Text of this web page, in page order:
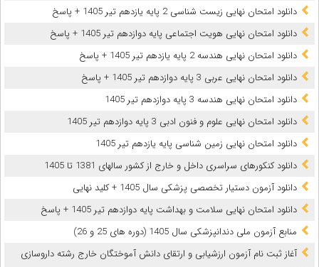
دانلود امتحان نهایی زیست شناسی 2 پایه یازدهم تیر 1405 + پاسخ
دانلود امتحان نهایی هویت اجتماعی پایه دوازدهم تیر 1405 + پاسخ
دانلود امتحان نهایی هندسه 2 پایه یازدهم تیر 1405 + پاسخ
دانلود امتحان نهایی عربی 3 پایه دوازدهم تیر 1405 + پاسخ
دانلود امتحان نهایی هندسه 3 پایه دوازدهم تیر 1405
دانلود امتحان نهایی علوم و فنون ادبی 3 پایه دوازدهم تیر 1405
دانلود امتحان نهایی زمین شناسی پایه یازدهم تیر 1405
دانلود کنکورهای سراسری داخل و خارج از کشور سالهای 1381 تا 1405
دانلود آزمون دستیار تخصصی پزشکی سال 1405 + کلید نهایی
دانلود امتحان نهایی سلامت و بهداشت پایه دوازدهم تیر 1405 + پاسخ
ﻣﻨﺎﺑﻊ آزﻣﻮن ﻣﻠﯽ دندانپزشکی سال 1405 (دوره های 25 و 26)
آغاز ثبت نام آزمون‌ ارزشیابی و ارتقای دانش آموختگان خارج رشته داروسازی